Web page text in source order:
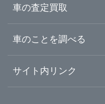
中古車情報・中古車検索
初めての中古車購入ガイド
車の査定買取
車査定・車買取ならガリバ
ガリバーの査定が選ばれ
車のことを調べる
車初心者まとめ
サイト内リンク